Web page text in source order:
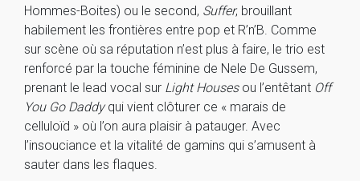
Hommes-Boites) ou le second, Suffer, brouillant
habilement les frontières entre pop et R’n’B. Comme
sur scène où sa réputation n’est plus à faire, le trio est
renforcé par la touche féminine de Nele De Gussem,
prenant le lead vocal sur Light Houses ou l’entêtant Off
You Go Daddyqui vient clôturer ce « marais de
celluloïd » où l’on aura plaisir à patauger. Avec
l’insouciance et la vitalité de gamins qui s’amusent à
sauter dans les flaques.